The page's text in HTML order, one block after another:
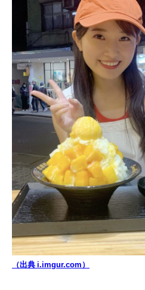
（出典 i.imgur.com）